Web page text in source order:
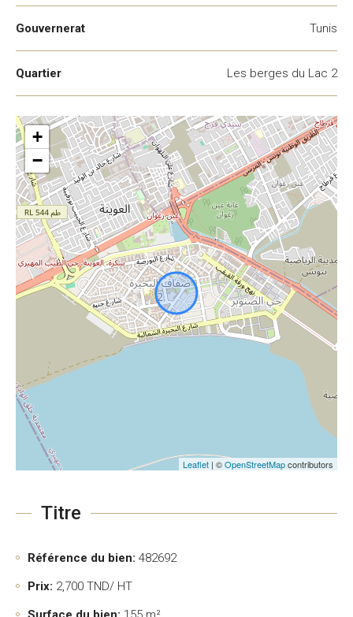
Gouvernerat Tunis
Quartier Les berges du Lac 2
+
−
Leaflet | ©OpenStreetMapcontributors
Titre
Référence du bien: 482692
Prix: 2,700 TND/ HT